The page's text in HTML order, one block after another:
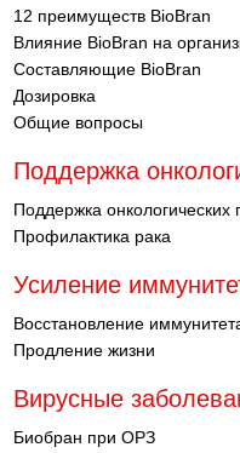
12 преимуществ BioBran
Влияние BioBran на
Составляющие BioBran
Дозировка
Общие вопросы
Поддержка
Поддержка онкологических
Профилактика рака
Усиление
Восстановление
Продление жизни
Вирусные
Биобран при ОРЗ